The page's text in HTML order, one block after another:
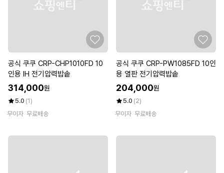
공식 쿠쿠 CRP-CHP1010FD 10
인용 IH 전기압력밥솥
314,000원
5.0 (1)
무이자 무료배송
공식 쿠쿠 CRP-PW1085FD 10인
용 열판 전기압력밥솥
204,000원
5.0 (2)
무이자 무료배송